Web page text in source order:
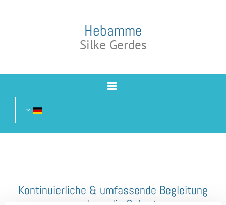
Hebamme
Silke Gerdes
Kontinuierliche & umfassende Begleitung